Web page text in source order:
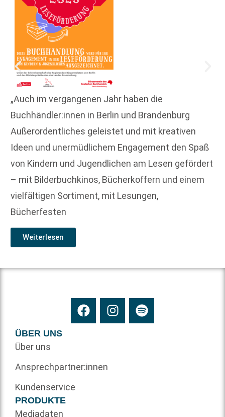
„Auch im vergangenen Jahr haben die
Buchhändler:innen in Berlin und Brandenburg
Außerordentliches geleistet und mit kreativen
Ideen und unermüdlichem Engagement den Spaß
von Kindern und Jugendlichen am Lesen gefördert
– mit Bilderbuchkinos, Bücherkoffern und einem
vielfältigen Sortiment, mit Lesungen,
Bücherfesten
Weiterlesen
ÜBER UNS
Über uns
Ansprechpartner:innen
Kundenservice
PRODUKTE
Mediadaten